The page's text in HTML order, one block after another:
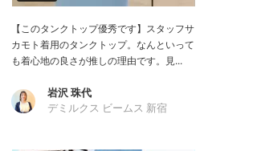
【このタンクトップ優秀です】スタッフサ
カモト着用のタンクトップ。なんといって
も着心地の良さが推しの理由です。見...
岩沢 珠代
デミルクス ビームス 新宿